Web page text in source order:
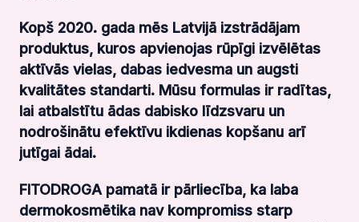
Kopš 2020. gada mēs Latvijā izstrādājam
produktus, kuros apvienojas rūpīgi izvēlētas
aktīvās vielas, dabas iedvesma un augsti
kvalitātes standarti. Mūsu formulas ir radītas,
lai atbalstītu ādas dabisko līdzsvaru un
nodrošinātu efektīvu ikdienas kopšanu arī
jutīgai ādai.
FITODROGA pamatā ir pārliecība, ka laba
dermokosmētika nav kompromiss starp